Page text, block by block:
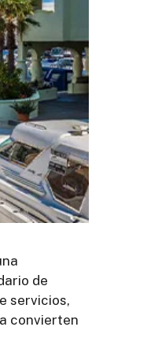
de
servicios,
convierten